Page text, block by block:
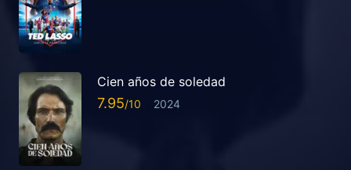
Cien años de soledad
7.95 2024